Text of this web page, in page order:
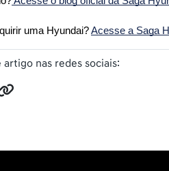
uma Hyundai? Acesse a Saga
nas redes sociais: